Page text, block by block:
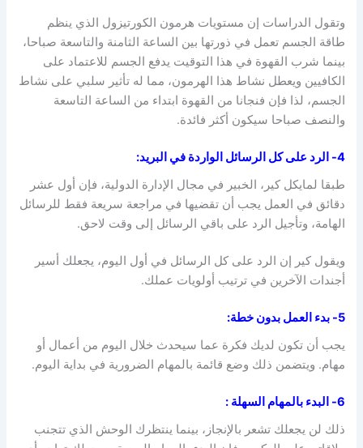
وتقول الدراسات إن مستويات هرمون الكورتيزول الذي ينظم
طاقة الجسم تعمل في ذورتها بين الساعة الثامنة والتاسعة صباحا،
بينما شرب القهوة في هذا التوقيت يدفع الجسم للاعتماد على
الكافيين ويعطل نشاط هذا الهرمون، مما له تأثير سلبي على نشاط
الجسم، لذا فإن فنجانا من القهوة ابتداء من الساعة التاسعة
والنصف صباحا سيكون أكثر فائدة.
4- الرد على كل الرسائل الواردة في البريد
:
طبقا لمايكل كير، الخبير في مجال الإدارة الدولية، فإن أول عشر
دقائق في العمل يجب أن تقضيها في مراجعة سريعة فقط للرسائل
الهامة، وتأجيل الرد على باقي الرسائل إلى وقت لاحق.
ويقول كير إن الرد على كل الرسائل في أول اليوم، يجعلك أسير
أجندات الآخرين في ترتيب أولويات عملك.
5- بدء العمل بدون خطة
:
يجب أن تكون لديك فكرة عما سيحدث خلال اليوم من أعمال أو
مهام. ويتضمن ذلك وضع قائمة بالمهام الضرورية في بداية اليوم.
6- البدء بالمهام السهلة
:
ذلك لن يجعلك تشعر بالإنجاز، بينما ينتظرك الوحش الذي تتجنب